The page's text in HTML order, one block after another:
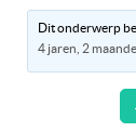
Dit onderwerp
4 jaren, 2